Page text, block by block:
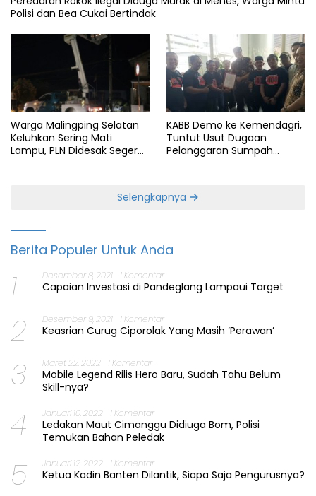
Polisi dan Bea Cukai Bertindak
Warga Malingping Selatan
Keluhkan Sering Mati
Lampu, PLN Didesak Segera
KABB Demo ke Kemendagri,
Tuntut Usut Dugaan
Pelanggaran Sumpah
Selengkapnya
Berita Populer Untuk Anda
1 Desember 8, 2021 1 Komentar
Capaian Investasi di Pandeglang Lampaui Target
2 Desember 9, 2021 1 Komentar
Keasrian Curug Ciporolak Yang Masih ‘Perawan’
3 Maret 22, 2022 1 Komentar
Mobile Legend Rilis Hero Baru, Sudah Tahu Belum
Skill-nya?
4 Januari 10, 2022 1 Komentar
Ledakan Maut Cimanggu Didiuga Bom, Polisi
Temukan Bahan Peledak
5 Januari 12, 2022 1 Komentar
Ketua Kadin Banten Dilantik, Siapa Saja Pengurusnya?